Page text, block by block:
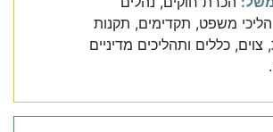
משפט, תקדימים, תקנות
כללים ותהליכים מדיניים